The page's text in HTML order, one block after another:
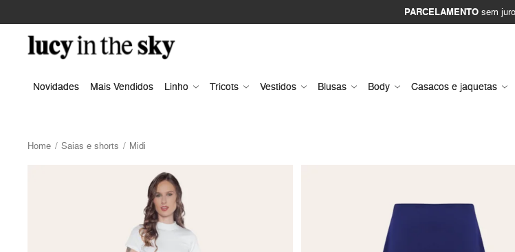
PARCELAMENTOsem
Novidades Mais Vendidos Linho Tricots Vestidos Blusas Body Casacos e jaquetas
Home Saias e shorts Midi